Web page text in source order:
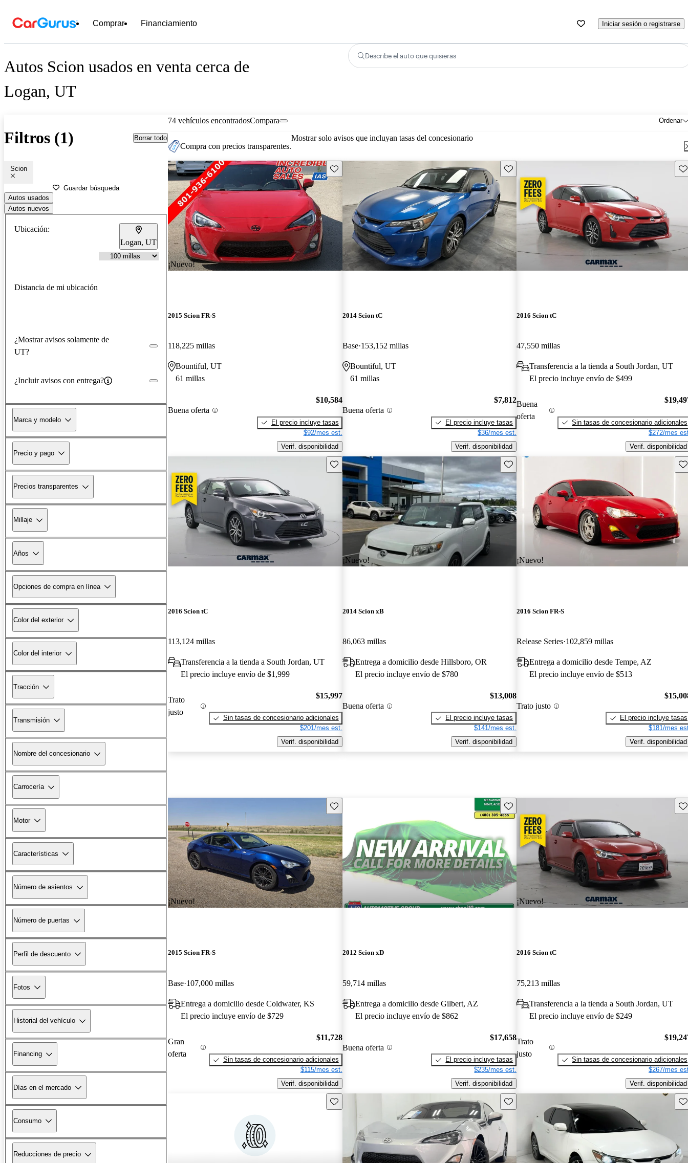
Comprar Financiamiento Iniciar sesión o registrarse
Autos Scion usados en venta cerca de
Logan, UT
Describe el auto que quisieras
Filtros (1) Borrar todo
Scion
Guardar búsqueda
Autos usados
Autos nuevos
Ubicación:
Logan, UT
Distancia de mi ubicación
¿Mostrar avisos solamente de
UT?
¿Incluir avisos con entrega?
Marca y modelo
Precio y pago
Precios transparentes
Millaje
Años
Opciones de compra en línea
Color del exterior
Color del interior
Tracción
Transmisión
Nombre del concesionario
Carrocería
Motor
Características
Número de asientos
Número de puertas
Perfil de descuento
Fotos
Historial del vehículo
Financing
Días en el mercado
Consumo
Reducciones de precio
74 vehículos encontrados Ordenar
Compara
Compra con precios transparentes.
Mostrar solo avisos que incluyan tasas del concesionario
¡Nuevo!
Guarda este Aviso
2015 Scion FR-S
118,225 millas
Bountiful, UT
61 millas
Buena oferta
$10,584
El precio incluye tasas
$92/mes est.
Verif. disponibilidad
Guarda este Aviso
2014 Scion tC
Base 153,152 millas
Bountiful, UT
61 millas
Buena oferta
$7,812
El precio incluye tasas
$36/mes est.
Verif. disponibilidad
2016 Scion tC
47,550 millas
Transferencia a la tienda a South Jordan, UT
El precio incluye envío de $499
Buena
oferta
Sin tasas de concesionario adicionales
$272/mes
Verif. disponibilidad
Guarda este Aviso
2016 Scion tC
113,124 millas
Transferencia a la tienda a South Jordan, UT
El precio incluye envío de $1,999
Trato
justo
$15,997
Sin tasas de concesionario adicionales
$201/mes est.
Verif. disponibilidad
¡Nuevo!
Guarda este Aviso
2014 Scion xB
86,063 millas
Entrega a domicilio desde Hillsboro, OR
El precio incluye envío de $780
Buena oferta
$13,008
El precio incluye tasas
$141/mes est.
Verif. disponibilidad
¡Nuevo!
2016 Scion FR-S
Release Series 102,859 millas
Entrega a domicilio desde Tempe, AZ
El precio incluye envío de $513
Trato justo
El precio incluye tasas
$181/mes
Verif. disponibilidad
¡Nuevo!
Guarda este Aviso
2015 Scion FR-S
Base 107,000 millas
Entrega a domicilio desde Coldwater, KS
El precio incluye envío de $729
Gran
oferta
$11,728
Sin tasas de concesionario adicionales
$115/mes est.
Verif. disponibilidad
Guarda este Aviso
2012 Scion xD
59,714 millas
Entrega a domicilio desde Gilbert, AZ
El precio incluye envío de $862
Buena oferta
$17,658
El precio incluye tasas
$235/mes est.
Verif. disponibilidad
¡Nuevo!
2016 Scion tC
75,213 millas
Transferencia a la tienda a South Jordan, UT
El precio incluye envío de $249
Trato
justo
Sin tasas de concesionario adicionales
$267/mes
Verif. disponibilidad
Guarda este Aviso Guarda este Aviso